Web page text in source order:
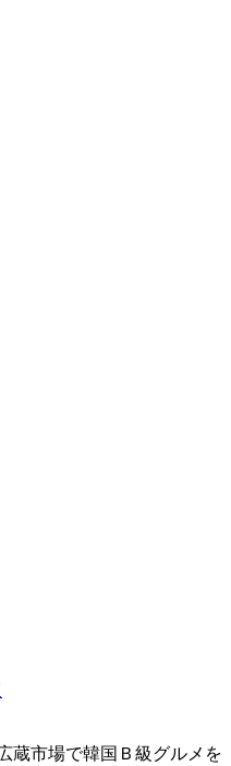
蔵市場で韓国Ｂ級グルメを